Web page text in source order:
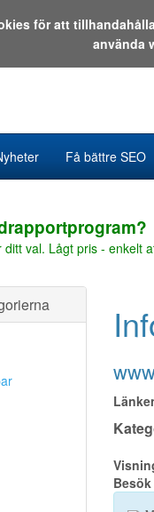
Få bättre SEO
val. Lågt pris - enkelt
för att
använda